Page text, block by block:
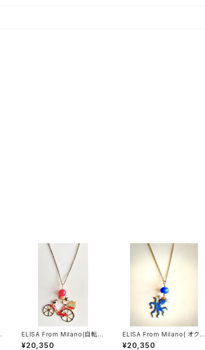
ELISA From Milano(自転
車）
¥20,350
ELISA From Milano( オクト
パス/Blu)
¥20,350